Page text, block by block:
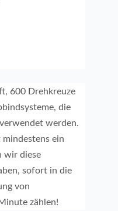
600 Drehkreuze
die
werden.
ein
wir diese
sofort in die
von
zählen!